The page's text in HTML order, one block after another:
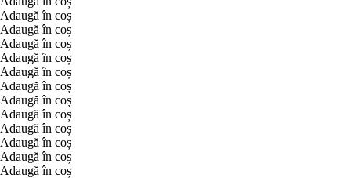
Adaugă în coș
Adaugă în coș
Adaugă în coș
Adaugă în coș
Adaugă în coș
Adaugă în coș
Adaugă în coș
Adaugă în coș
Adaugă în coș
Adaugă în coș
Adaugă în coș
Adaugă în coș